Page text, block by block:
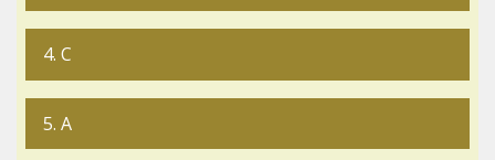
4. C
5. A